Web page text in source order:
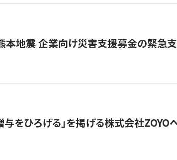
本地震 企業向け災害支援募金の緊急
与をひろげる」を掲げる株式会社